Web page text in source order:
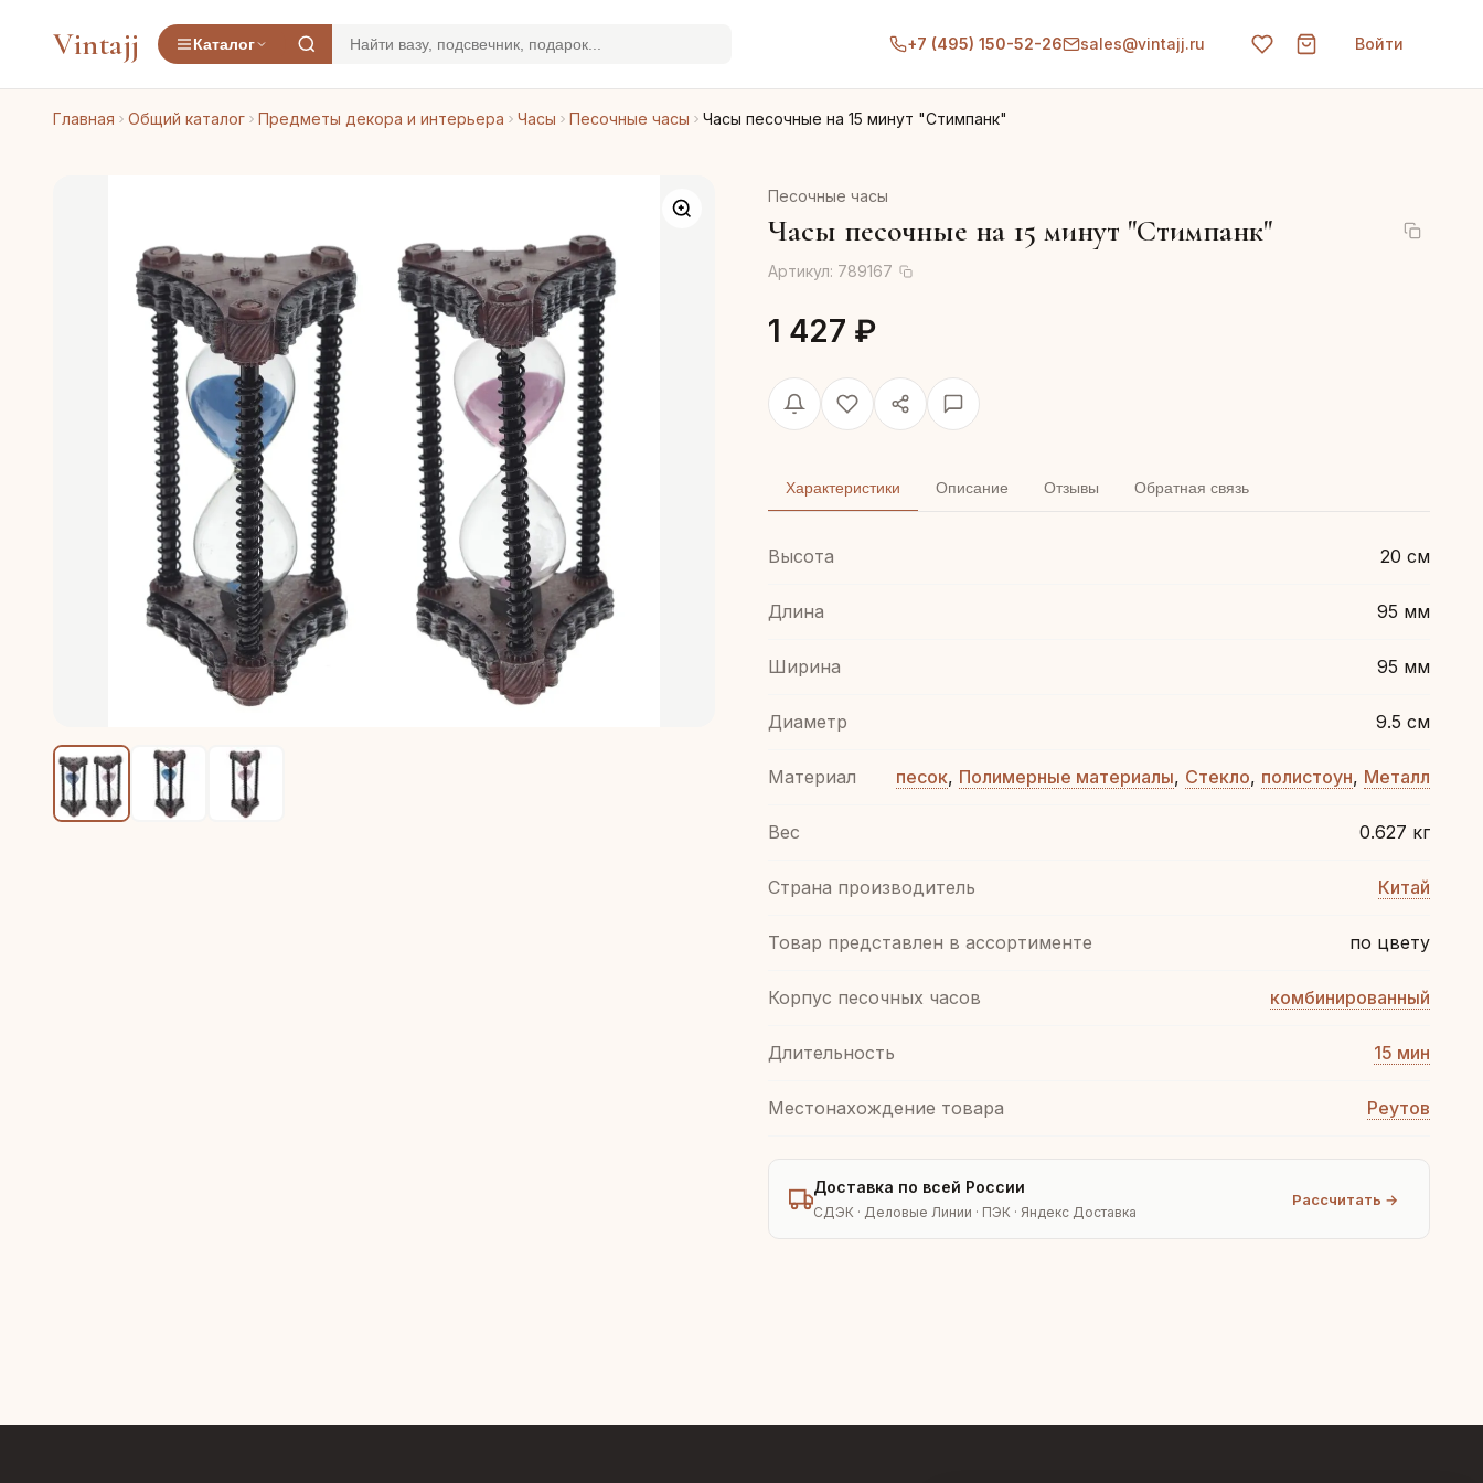
Vintajj Каталог +7 (495) 150-52-26 sales@vintajj.ru Войти
Главная Общий каталог Предметы декора и интерьера Часы Песочные часы Часы песочные на 15 минут "Стимпанк"
Песочные часы
Часы песочные на 15 минут "Стимпанк"
Артикул: 789167
1 427 ₽
Характеристики Описание Отзывы Обратная связь
Высота 20 см
Длина 95 мм
Ширина 95 мм
Диаметр 9.5 см
Материал песок, Полимерные материалы, Стекло, полистоун, Металл
Вес 0.627 кг
Страна производитель Китай
Товар представлен в ассортименте по цвету
Корпус песочных часов комбинированный
Длительность 15 мин
Местонахождение товара Реутов
Доставка по всей России
СДЭК · Деловые Линии · ПЭК · Яндекс Доставка
Рассчитать →